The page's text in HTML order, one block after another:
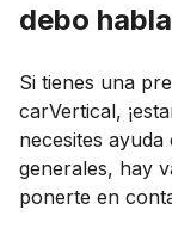
debo
Si tienes una
carVertical,
necesites
generales, hay
ponerte en